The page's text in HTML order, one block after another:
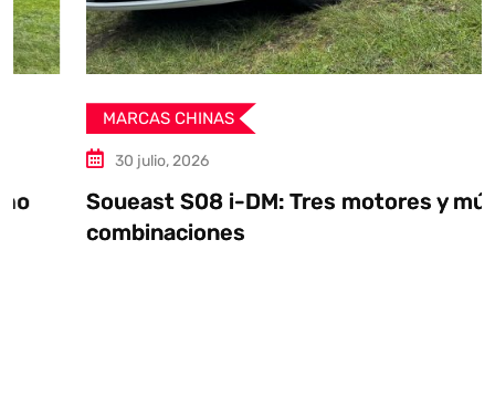
MARCAS CHINAS
30 julio, 2026
Soueast S08 i-DM: Tres motores y múltiples
combinaciones